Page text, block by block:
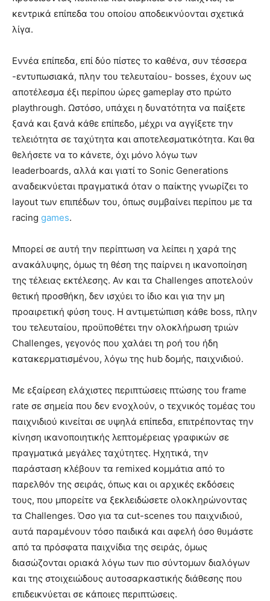
κεντρικά επίπεδα του οποίου αποδεικνύονται σχετικά
λίγα.
Εννέα επίπεδα, επί δύο πίστες το καθένα, συν τέσσερα
-εντυπωσιακά, πλην του τελευταίου- bosses, έχουν ως
αποτέλεσμα έξι περίπου ώρες gameplay στο πρώτο
playthrough. Ωστόσο, υπάχει η δυνατότητα να παίξετε
ξανά και ξανά κάθε επίπεδο, μέχρι να αγγίξετε την
τελειότητα σε ταχύτητα και αποτελεσματικότητα. Και θα
θελήσετε να το κάνετε, όχι μόνο λόγω των
leaderboards, αλλά και γιατί το Sonic Generations
αναδεικνύεται πραγματικά όταν ο παίκτης γνωρίζει το
layout των επιπέδων του, όπως συμβαίνει περίπου με τα
racing games.
Μπορεί σε αυτή την περίπτωση να λείπει η χαρά της
ανακάλυψης, όμως τη θέση της παίρνει η ικανοποίηση
της τέλειας εκτέλεσης. Αν και τα Challenges αποτελούν
θετική προσθήκη, δεν ισχύει το ίδιο και για την μη
προαιρετική φύση τους. Η αντιμετώπιση κάθε boss, πλην
του τελευταίου, προϋποθέτει την ολοκλήρωση τριών
Challenges, γεγονός που χαλάει τη ροή του ήδη
κατακερματισμένου, λόγω της hub δομής, παιχνιδιού.
Με εξαίρεση ελάχιστες περιπτώσεις πτώσης του frame
rate σε σημεία που δεν ενοχλούν, ο τεχνικός τομέας του
παιχνιδιού κινείται σε υψηλά επίπεδα, επιτρέποντας την
κίνηση ικανοποιητικής λεπτομέρειας γραφικών σε
πραγματικά μεγάλες ταχύτητες. Ηχητικά, την
παράσταση κλέβουν τα remixed κομμάτια από το
παρελθόν της σειράς, όπως και οι αρχικές εκδόσεις
τους, που μπορείτε να ξεκλειδώσετε ολοκληρώνοντας
τα Challenges. Όσο για τα cut-scenes του παιχνιδιού,
αυτά παραμένουν τόσο παιδικά και αφελή όσο θυμάστε
από τα πρόσφατα παιχνίδια της σειράς, όμως
διασώζονται οριακά λόγω των πιο σύντομων διαλόγων
και της στοιχειώδους αυτοσαρκαστικής διάθεσης που
επιδεικνύεται σε κάποιες περιπτώσεις.